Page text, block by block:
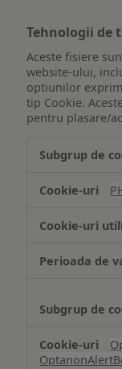
Tehnologii de
Aceste fisiere
website-ului,
optiunilor
tip Cookie.
pentru plasare/
de
Cookie
necesare